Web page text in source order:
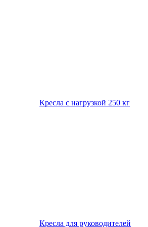
Кресла с нагрузкой 250 кг
Кресла для руководителей